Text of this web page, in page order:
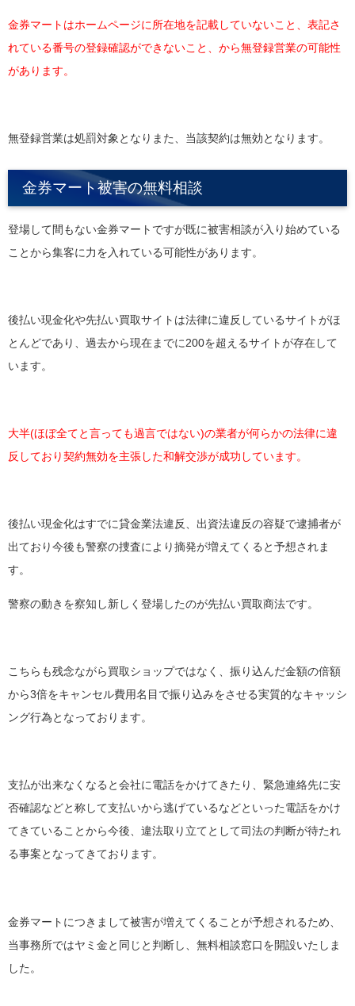
金券マートはホームページに所在地を記載していないこと、表記さ
れている番号の登録確認ができないこと、から無登録営業の可能性
があります。
無登録営業は処罰対象となりまた、当該契約は無効となります。
金券マート被害の無料相談
登場して間もない金券マートですが既に被害相談が入り始めている
ことから集客に力を入れている可能性があります。
後払い現金化や先払い買取サイトは法律に違反しているサイトがほ
とんどであり、過去から現在までに200を超えるサイトが存在して
います。
大半(ほぼ全てと言っても過言ではない)の業者が何らかの法律に違
反しており契約無効を主張した和解交渉が成功しています。
後払い現金化はすでに貸金業法違反、出資法違反の容疑で逮捕者が
出ており今後も警察の捜査により摘発が増えてくると予想されま
す。
警察の動きを察知し新しく登場したのが先払い買取商法です。
こちらも残念ながら買取ショップではなく、振り込んだ金額の倍額
から3倍をキャンセル費用名目で振り込みをさせる実質的なキャッシ
ング行為となっております。
支払が出来なくなると会社に電話をかけてきたり、緊急連絡先に安
否確認などと称して支払いから逃げているなどといった電話をかけ
てきていることから今後、違法取り立てとして司法の判断が待たれ
る事案となってきております。
金券マートにつきまして被害が増えてくることが予想されるため、
当事務所ではヤミ金と同じと判断し、無料相談窓口を開設いたしま
した。